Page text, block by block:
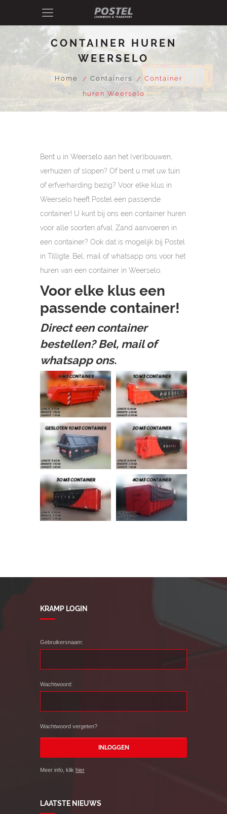
CONTAINER HUREN
WEERSELO
Home Containers
Container
huren Weerselo
Bent u in Weerselo aan het (ver)bouwen,
verhuizen of slopen? Of bent u met uw tuin
of erfverharding bezig? Voor elke klus in
Weerselo heeft Postel een passende
container! U kunt bij ons een container huren
voor alle soorten afval. Zand aanvoeren in
een container? Ook dat is mogelijk bij Postel
in Tilligte. Bel, mail of whatsapp ons voor het
huren van een container in Weerselo.
Voor elke klus een
passende container!
Direct een container
bestellen? Bel, mail of
whatsapp ons.
KRAMP LOGIN
Gebruikersnaam:
Wachtwoord:
Wachtwoord vergeten?
Meer info, klik hier
LAATSTE NIEUWS